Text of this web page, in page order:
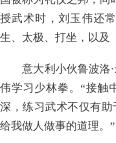
授武术时，刘玉伟还
生、太极、打坐，以及
意大利小伙鲁波洛·
伟学习少林拳。“接触
深，练习武术不仅有
给我做人做事的道理。”